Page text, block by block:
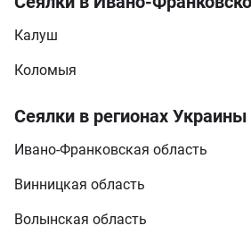
Калуш
Коломыя
Сеялки в регионах Украины
Ивано-Франковская область
Винницкая область
Волынская область